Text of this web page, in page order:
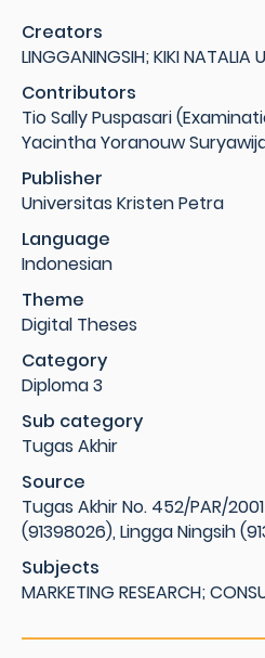
Creators
LINGGANINGSIH; KIKI NATALIA
Contributors
Tio Sally Puspasari
Yacintha Yoranouw
Publisher
Universitas Kristen Petra
Language
Indonesian
Theme
Digital Theses
Category
Diploma 3
Sub category
Tugas Akhir
Source
Tugas Akhir No. 452/PAR/
(91398026), Lingga Ningsih
Subjects
MARKETING RESEARCH;